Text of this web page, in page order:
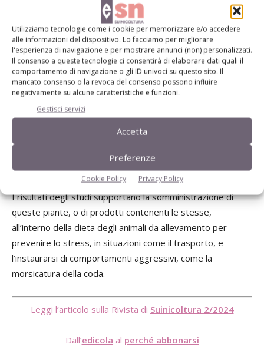
Utilizziamo tecnologie come i cookie per memorizzare e/o accedere
alle informazioni del dispositivo. Lo facciamo per migliorare
l'esperienza di navigazione e per mostrare annunci (non) personalizzati.
Il consenso a queste tecnologie ci consentirà di elaborare dati quali il
comportamento di navigazione o gli ID univoci su questo sito. Il
mancato consenso o la revoca del consenso possono influire
negativamente su alcune caratteristiche e funzioni.
Gestisci servizi
Accetta
Preferenze
Cookie Policy Privacy Policy
una volta al giorno, ha manifestato avere effetti positivi sui
livelli di stress anche in seguito a trattamenti a lungo
termine (oltre i due mesi).
L’olio essenziale di lavanda è stato studiato anche in animali
da allevamento dove è stato dimostrato un effetto
calmante nelle pecore, e una riduzione della risposta allo
stress e della frequenza cardiaca da parte di cavalli posti in
Conclusioni
I risultati degli studi supportano la somministrazione di
queste piante, o di prodotti contenenti le stesse,
all’interno della dieta degli animali da allevamento per
prevenire lo stress, in situazioni come il trasporto, e
l’instaurarsi di comportamenti aggressivi, come la
morsicatura della coda.
Leggi l’articolo sulla Rivista di Suinicoltura 2/2024
Dall’edicola al perché abbonarsi